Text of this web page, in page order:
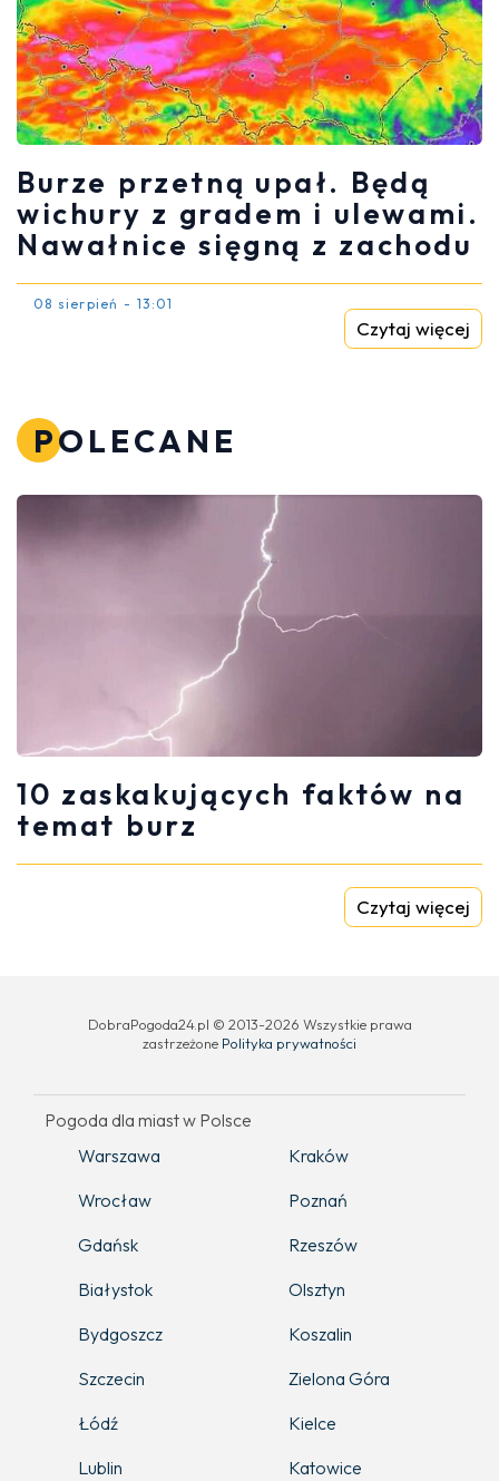
Burze przetną upał. Będą
wichury z gradem i ulewami.
Nawałnice sięgną z zachodu
08 sierpień - 13:01
Czytaj więcej
POLECANE
10 zaskakujących faktów na
temat burz
Czytaj więcej
DobraPogoda24.pl © 2013-2026 Wszystkie prawa
zastrzeżone Polityka prywatności
Pogoda dla miast w Polsce
Warszawa
Kraków
Wrocław
Poznań
Gdańsk
Rzeszów
Białystok
Olsztyn
Bydgoszcz
Koszalin
Szczecin
Zielona Góra
Łódź
Kielce
Lublin
Katowice